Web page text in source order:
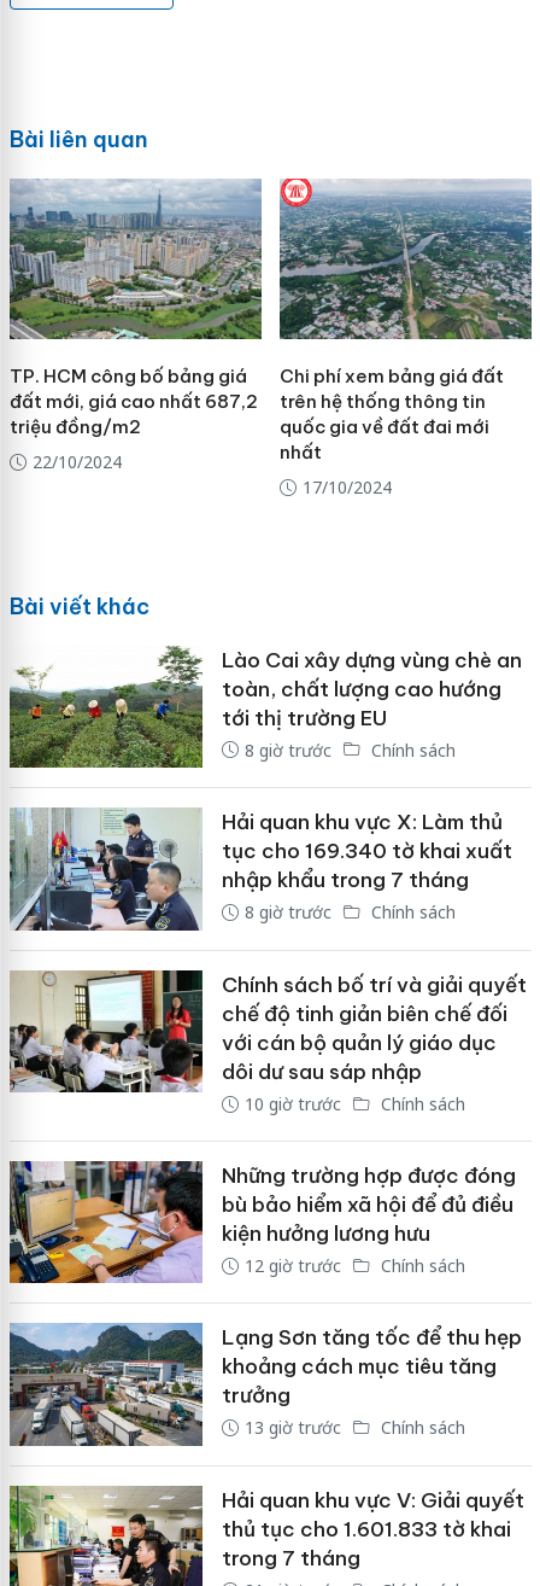
Bài liên quan
TP. HCM công bố bảng giá
đất mới, giá cao nhất 687,2
triệu đồng/m2
22/10/2024
Chi phí xem bảng giá đất
trên hệ thống thông tin
quốc gia về đất đai mới
nhất
17/10/2024
Bài viết khác
Lào Cai xây dựng vùng chè an
toàn, chất lượng cao hướng
tới thị trường EU
8 giờ trước Chính sách
Hải quan khu vực X: Làm thủ
tục cho 169.340 tờ khai xuất
nhập khẩu trong 7 tháng
8 giờ trước Chính sách
Chính sách bố trí và giải quyết
chế độ tinh giản biên chế đối
với cán bộ quản lý giáo dục
dôi dư sau sáp nhập
10 giờ trước Chính sách
Những trường hợp được đóng
bù bảo hiểm xã hội để đủ điều
kiện hưởng lương hưu
12 giờ trước Chính sách
Lạng Sơn tăng tốc để thu hẹp
khoảng cách mục tiêu tăng
trưởng
13 giờ trước Chính sách
Hải quan khu vực V: Giải quyết
thủ tục cho 1.601.833 tờ khai
trong 7 tháng